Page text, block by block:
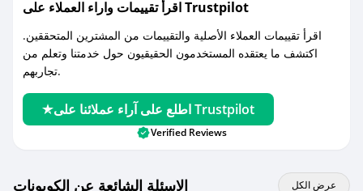
اقرأ تقييمات واراء العملاء على Trustpilot
اقرأ تقييمات العملاء الأصلية والتقييمات من المشترين المتحققين.
اكتشف ما يعتقده المستخدمون الحقيقيون حول خدمتنا وتعلم من
تجاربهم.
اطلع على آراء عملائنا على Trustpilot
Verified Reviews
الاسئلة الشائعة عن الكوبونات عرض الكل